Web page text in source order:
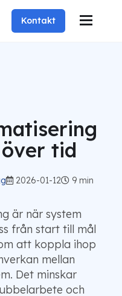
Kontakt
tid
2026-01-12 9 min
är när system
från start till mål
att koppla ihop
mellan
Det minskar
och